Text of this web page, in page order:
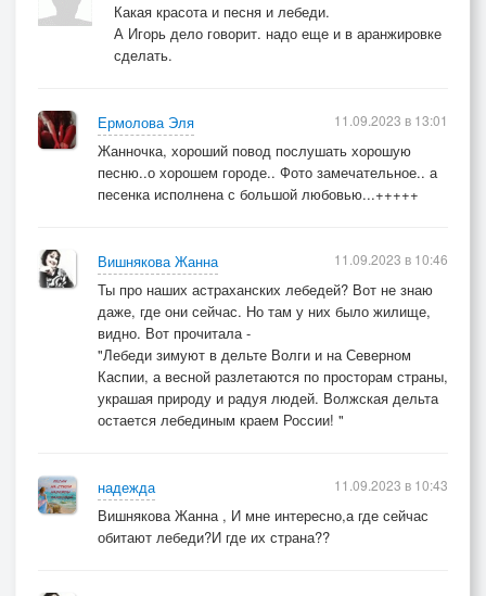
Какая красота и песня и лебеди.
А Игорь дело говорит. надо еще и в аранжировке
сделать.
Ермолова Эля
Жанночка, хороший повод послушать хорошую
песню..о хорошем городе.. Фото замечательное.. а
песенка исполнена с большой любовью...+++++
11.09.2023 в 13:01
Вишнякова Жанна
Ты про наших астраханских лебедей? Вот не знаю
даже, где они сейчас. Но там у них было жилище,
видно. Вот прочитала -
"Лебеди зимуют в дельте Волги и на Северном
Каспии, а весной разлетаются по просторам страны,
украшая природу и радуя людей. Волжская дельта
остается лебединым краем России! "
11.09.2023 в 10:46
надежда
Вишнякова Жанна , И мне интересно,а где сейчас
обитают лебеди?И где их страна??
11.09.2023 в 10:43